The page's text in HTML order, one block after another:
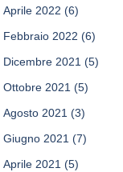
Aprile 2022 (6)
Febbraio 2022 (6)
Dicembre 2021 (5)
Ottobre 2021 (5)
Agosto 2021 (3)
Giugno 2021 (7)
Aprile 2021 (5)